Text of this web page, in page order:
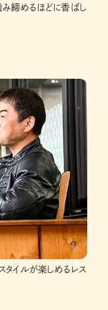
み締めるほどに香ばし
タイルが楽しめるレス